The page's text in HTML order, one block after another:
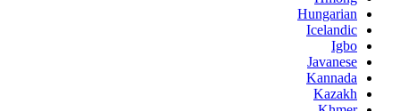
Hungarian
Icelandic
Igbo
Javanese
Kannada
Kazakh